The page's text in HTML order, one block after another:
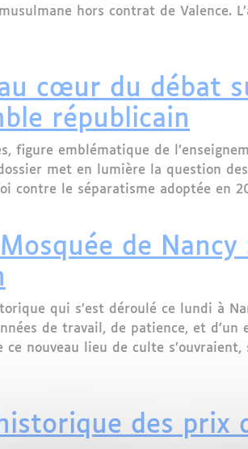
hors contrat de Valence.
cœur du débat
républicain
figure emblématique de
met en lumière la question
contre le séparatisme adoptée en
de Nancy
qui s’est déroulé ce lundi à
de travail, de patience, et d’un
nouveau lieu de culte
des prix